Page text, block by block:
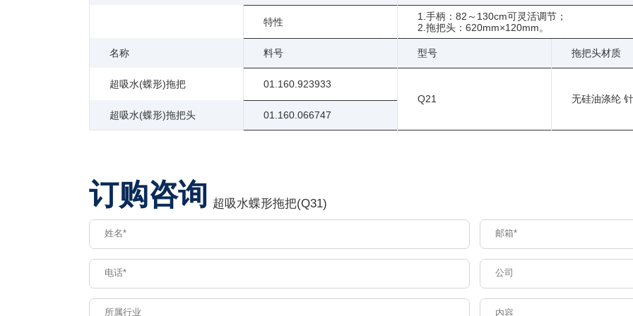
特性
1.手柄：82～130cm可灵活调节；
2.拖把头：620mm×120mm。
名称 料号 型号 拖把头材质
超吸水(蝶形)拖把
01.160.923933
Q21
无硅油涤纶
超吸水(蝶形)拖把头
01.160.066747
订购咨询 超吸水蝶形拖把(Q31)